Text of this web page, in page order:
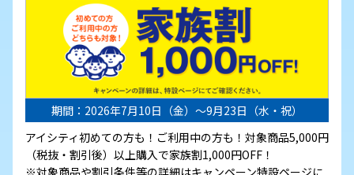
期間：2026年7月10日（金）～9月23日（水・祝）
アイシティ初めての方も！ご利用中の方も！対象商品5,000円
（税抜・割引後）以上購入で家族割1,000円OFF！